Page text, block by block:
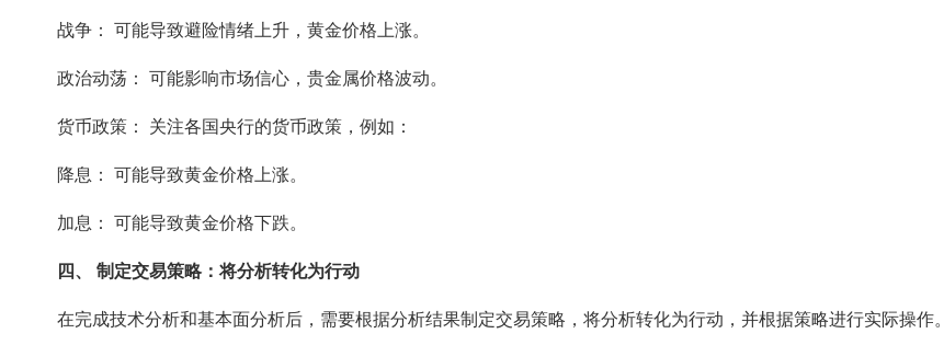
战争： 可能导致避险情绪上升，黄金价格上涨。
政治动荡： 可能影响市场信心，贵金属价格波动。
货币政策： 关注各国央行的货币政策，例如：
降息： 可能导致黄金价格上涨。
加息： 可能导致黄金价格下跌。
四、 制定交易策略：将分析转化为行动
在完成技术分析和基本面分析后，需要根据分析结果制定交易策略，将分析转化为行动，并根据策略进行实际操作。